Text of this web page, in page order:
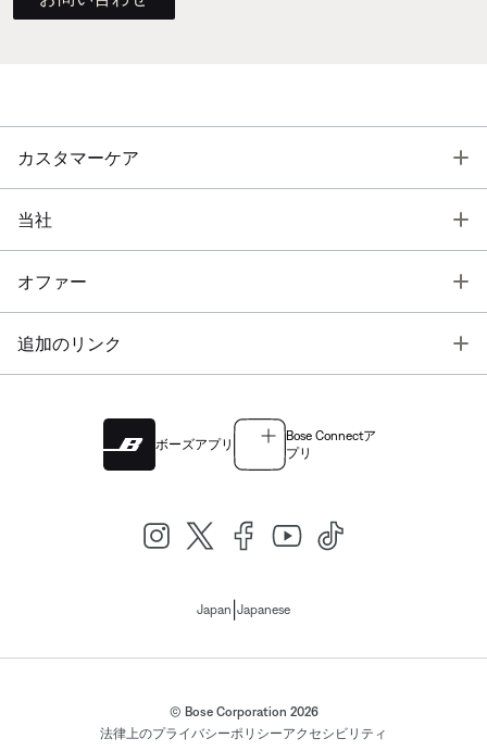
カスタマーケア
当社
オファー
追加のリンク
ボーズアプリ
Bose Connectア
プリ
Japan Japanese
© Bose Corporation 2026
法律上のプライバシーポリシーアクセシビリティ